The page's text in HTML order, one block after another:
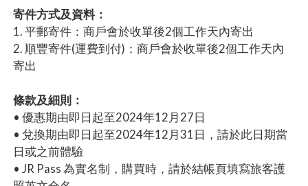
寄件方式及資料：
1. 平郵寄件：商戶會於收單後2個工作天內寄出
2. 順豐寄件(運費到付)：商戶會於收單後2個工作天內
寄出
條款及細則：
• 優惠期由即日起至2024年12月27日
• 兌換期由即日起至2024年12月31日，請於此日期當
日或之前體驗
• JR Pass 為實名制，購買時，請於結帳頁填寫旅客護